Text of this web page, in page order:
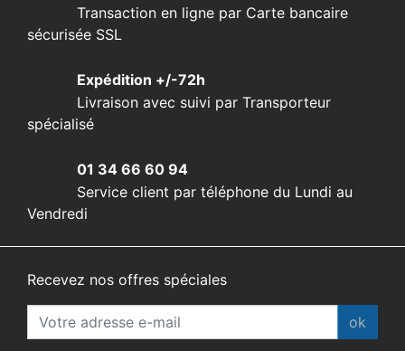
Transaction en ligne par Carte bancaire
sécurisée SSL
Expédition +/-72h
Livraison avec suivi par Transporteur
spécialisé
01 34 66 60 94
Service client par téléphone du Lundi au
Vendredi
Recevez nos offres spéciales
ok